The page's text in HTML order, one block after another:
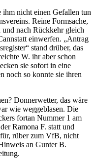
ihm nicht einen Gefallen tun
Reine Formsache,
nach Rückkehr gleich
einwerfen. „Antrag
stand drüber, das
W. ihr aber schon
sie sofort in eine
noch so konnte sie ihren
Donnerwetter, das wäre
wie weggeblasen. Die
fortan Nummer 1 am
Ramona F. statt und
rüber zum VfB, nicht
an Gunter B.